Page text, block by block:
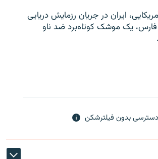
ایران در جریان رزمایش دریایی
یک موشک کوتاه‌برد ضد ناو
دسترسی بدون فیلترشکن